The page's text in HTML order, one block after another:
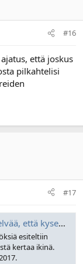
#16
että joskus
pilkahtelisi
#17
ei-ihmislajin edustaja"
esiteltiin
kertaa ikinä.